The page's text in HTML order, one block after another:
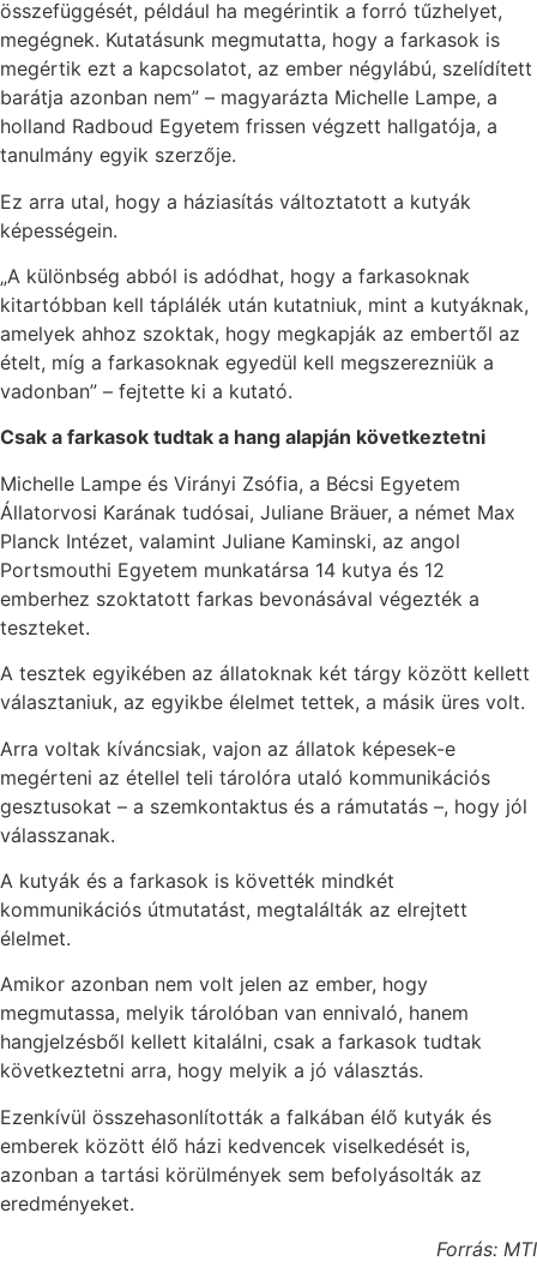
összefüggését, például ha megérintik a forró tűzhelyet,
megégnek. Kutatásunk megmutatta, hogy a farkasok is
megértik ezt a kapcsolatot, az ember négylábú, szelídített
barátja azonban nem” – magyarázta Michelle Lampe, a
holland Radboud Egyetem frissen végzett hallgatója, a
tanulmány egyik szerzője.
Ez arra utal, hogy a háziasítás változtatott a kutyák
képességein.
„A különbség abból is adódhat, hogy a farkasoknak
kitartóbban kell táplálék után kutatniuk, mint a kutyáknak,
amelyek ahhoz szoktak, hogy megkapják az embertől az
ételt, míg a farkasoknak egyedül kell megszerezniük a
vadonban” – fejtette ki a kutató.
Csak a farkasok tudtak a hang alapján következtetni
Michelle Lampe és Virányi Zsófia, a Bécsi Egyetem
Állatorvosi Karának tudósai, Juliane Bräuer, a német Max
Planck Intézet, valamint Juliane Kaminski, az angol
Portsmouthi Egyetem munkatársa 14 kutya és 12
emberhez szoktatott farkas bevonásával végezték a
teszteket.
A tesztek egyikében az állatoknak két tárgy között kellett
választaniuk, az egyikbe élelmet tettek, a másik üres volt.
Arra voltak kíváncsiak, vajon az állatok képesek-e
megérteni az étellel teli tárolóra utaló kommunikációs
gesztusokat – a szemkontaktus és a rámutatás –, hogy jól
válasszanak.
A kutyák és a farkasok is követték mindkét
kommunikációs útmutatást, megtalálták az elrejtett
élelmet.
Amikor azonban nem volt jelen az ember, hogy
megmutassa, melyik tárolóban van ennivaló, hanem
hangjelzésből kellett kitalálni, csak a farkasok tudtak
következtetni arra, hogy melyik a jó választás.
Ezenkívül összehasonlították a falkában élő kutyák és
emberek között élő házi kedvencek viselkedését is,
azonban a tartási körülmények sem befolyásolták az
eredményeket.
Forrás: MTI